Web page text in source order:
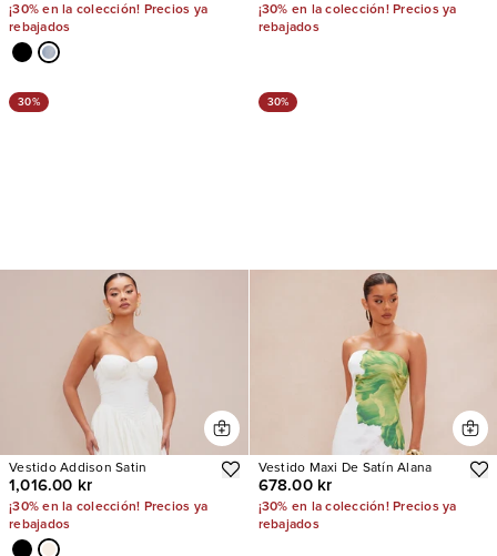
¡30% en la colección! Precios ya
rebajados
¡30% en la colección! Precios ya
rebajados
30%
Vestido Addison Satin
1,016.00 kr
¡30% en la colección! Precios ya
rebajados
30%
Vestido Maxi De Satín Alana
678.00 kr
¡30% en la colección! Precios ya
rebajados